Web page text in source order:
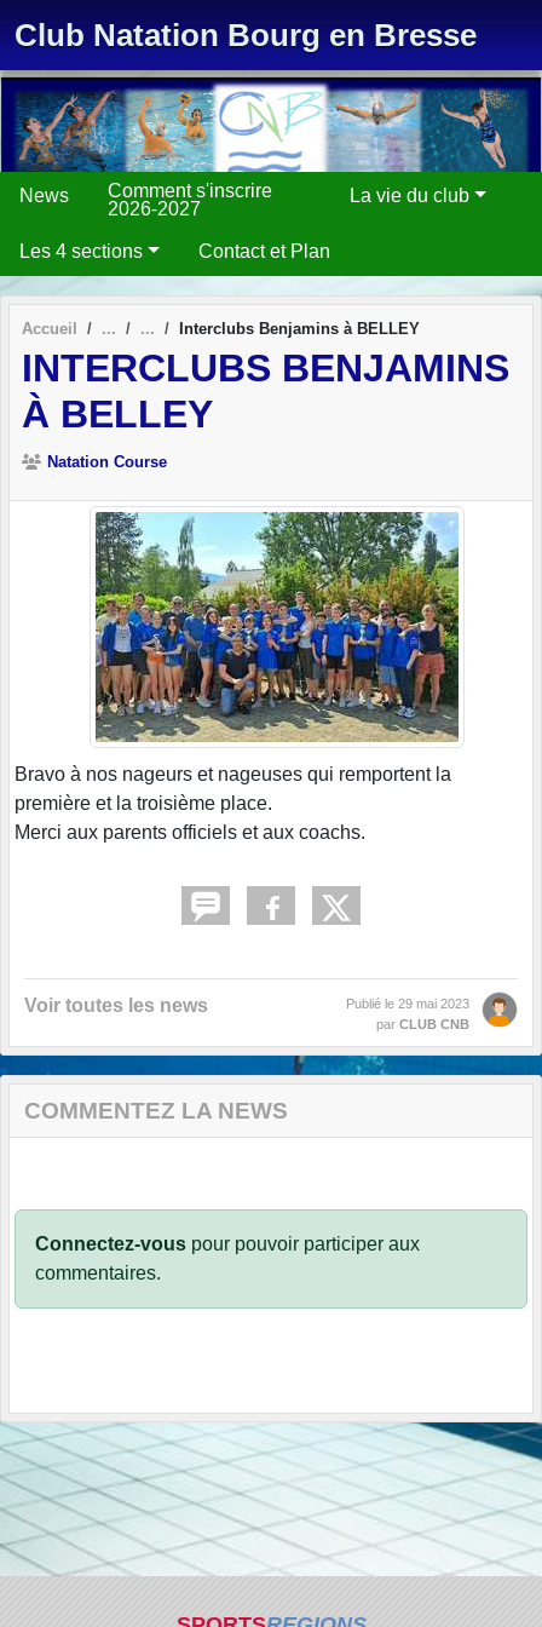
Club Natation Bourg en Bresse
News
Comment s'inscrire
2026-2027
La vie du club
Les 4 sections Contact et Plan
Accueil Interclubs Benjamins à BELLEY
INTERCLUBS BENJAMINS
À BELLEY
Natation Course
Bravo à nos nageurs et nageuses qui remportent la
première et la troisième place.
Merci aux parents officiels et aux coachs.
Voir toutes les news Publié le 29 mai 2023
par CLUB CNB
COMMENTEZ LA NEWS
Connectez-vous pour pouvoir participer aux
commentaires.